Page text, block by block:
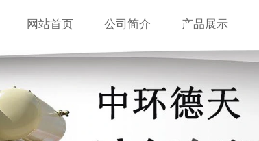
网站首页 公司简介 产品展示